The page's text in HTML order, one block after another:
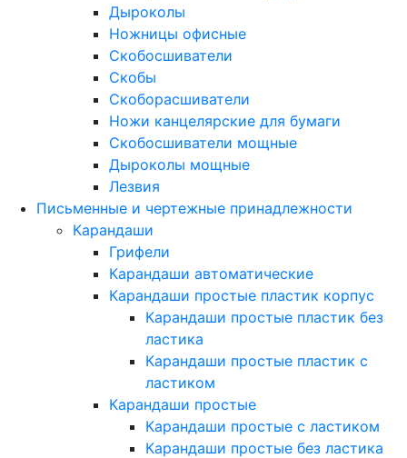
Дыроколы
Ножницы офисные
Скобосшиватели
Скобы
Скоборасшиватели
Ножи канцелярские для бумаги
Скобосшиватели мощные
Дыроколы мощные
Лезвия
Письменные и чертежные принадлежности
Карандаши
Грифели
Карандаши автоматические
Карандаши простые пластик корпус
Карандаши простые пластик без
ластика
Карандаши простые пластик с
ластиком
Карандаши простые
Карандаши простые с ластиком
Карандаши простые без ластика